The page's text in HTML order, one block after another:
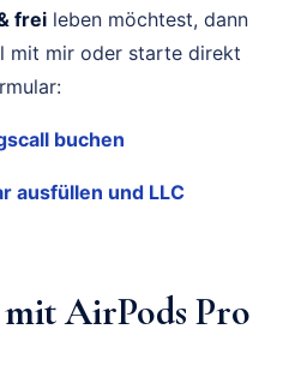
frei leben möchtest, dann
mit mir oder starte direkt
buchen
ausfüllen und LLC
mit AirPods Pro